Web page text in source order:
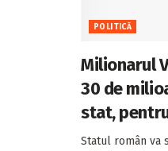
POLITICĂ
Milionarul
30 de
stat,
Statul român va